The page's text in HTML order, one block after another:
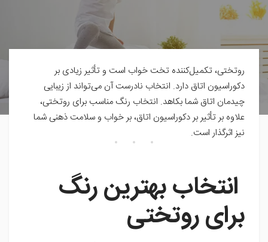
روتختی، تکمیل‌کننده تخت خواب است و تأثیر زیادی بر
دکوراسیون اتاق دارد. انتخاب نادرست آن می‌تواند از زیبایی
چیدمان اتاق شما بکاهد. انتخاب رنگ مناسب برای روتختی،
علاوه بر تأثیر بر دکوراسیون اتاق، بر خواب و سلامت ذهنی شما
نیز اثرگذار است.
انتخاب بهترین رنگ
برای روتختی